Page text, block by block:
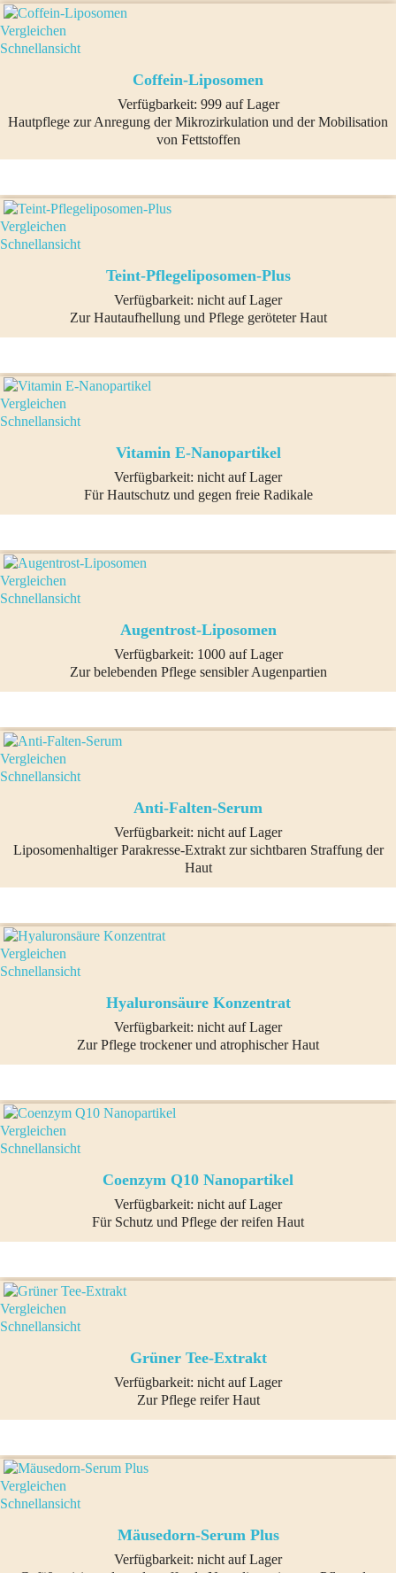
Vergleichen
Schnellansicht
Coffein-Liposomen
Verfügbarkeit: 999 auf Lager
Hautpflege zur Anregung der Mikrozirkulation und der Mobilisation
von Fettstoffen
Vergleichen
Schnellansicht
Teint-Pflegeliposomen-Plus
Verfügbarkeit: nicht auf Lager
Zur Hautaufhellung und Pflege geröteter Haut
Vergleichen
Schnellansicht
Vitamin E-Nanopartikel
Verfügbarkeit: nicht auf Lager
Für Hautschutz und gegen freie Radikale
Vergleichen
Schnellansicht
Augentrost-Liposomen
Verfügbarkeit: 1000 auf Lager
Zur belebenden Pflege sensibler Augenpartien
Vergleichen
Schnellansicht
Anti-Falten-Serum
Verfügbarkeit: nicht auf Lager
Liposomenhaltiger Parakresse-Extrakt zur sichtbaren Straffung der
Haut
Vergleichen
Schnellansicht
Hyaluronsäure Konzentrat
Verfügbarkeit: nicht auf Lager
Zur Pflege trockener und atrophischer Haut
Vergleichen
Schnellansicht
Coenzym Q10 Nanopartikel
Verfügbarkeit: nicht auf Lager
Für Schutz und Pflege der reifen Haut
Vergleichen
Schnellansicht
Grüner Tee-Extrakt
Verfügbarkeit: nicht auf Lager
Zur Pflege reifer Haut
Vergleichen
Schnellansicht
Mäusedorn-Serum Plus
Verfügbarkeit: nicht auf Lager